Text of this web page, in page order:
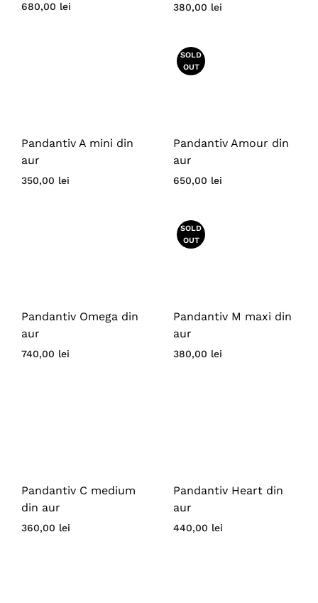
680,00 lei 380,00 lei
Pandantiv A mini din
aur
350,00 lei
SOLD
OUT
Pandantiv Amour din
aur
650,00 lei
Pandantiv Omega din
aur
740,00 lei
SOLD
OUT
Pandantiv M maxi din
aur
380,00 lei
Pandantiv C medium
din aur
360,00 lei
Pandantiv Heart din
aur
440,00 lei